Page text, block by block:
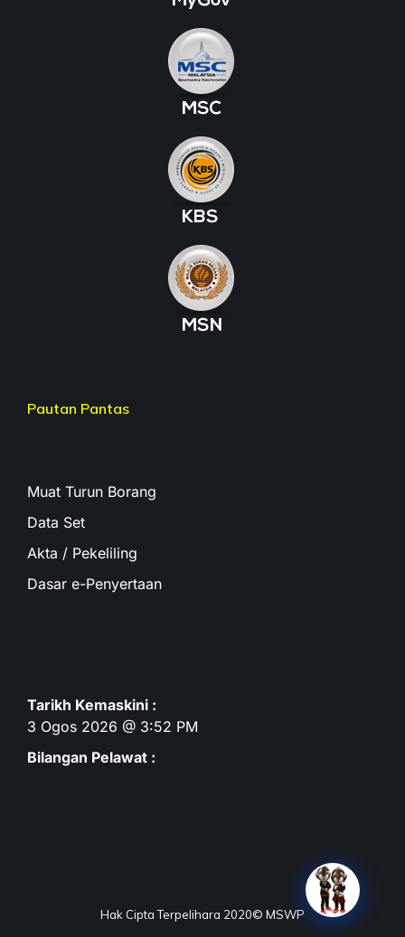
Pautan Pantas
Muat Turun Borang
Data Set
Akta / Pekeliling
Dasar e-Penyertaan
Tarikh Kemaskini :
3 Ogos 2026 @ 3:52 PM
Bilangan Pelawat :
Hak Cipta Terpelihara 2020© MSWP